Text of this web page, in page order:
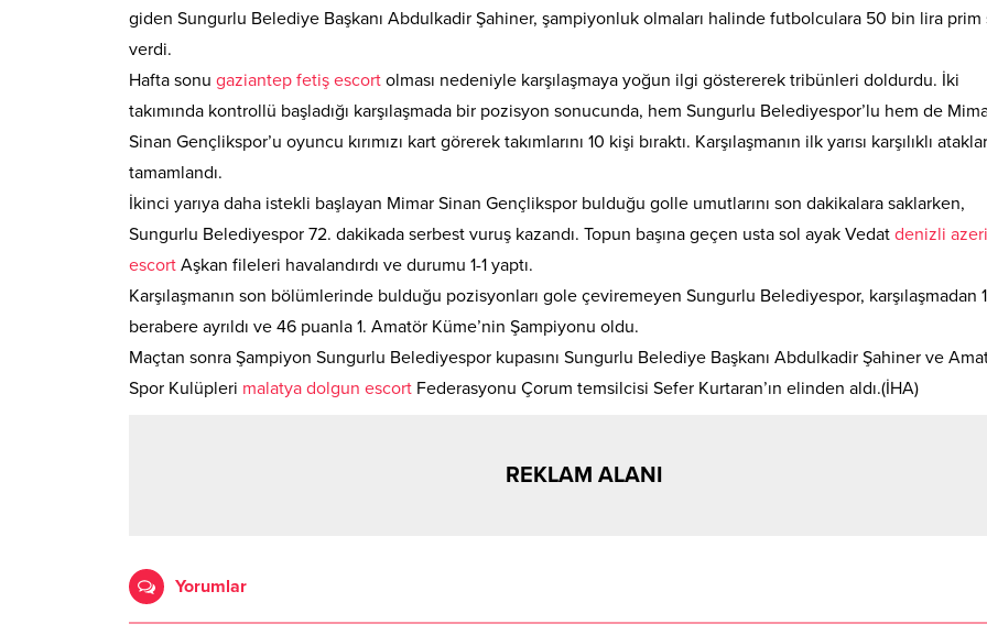
giden Sungurlu Belediye Başkanı Abdulkadir Şahiner, şampiyonluk olmaları halinde futbolculara 50 bin lira prim
verdi.
Hafta sonu gaziantep fetiş escort olması nedeniyle karşılaşmaya yoğun ilgi göstererek tribünleri doldurdu. İki
takımında kontrollü başladığı karşılaşmada bir pozisyon sonucunda, hem Sungurlu Belediyespor’lu hem de
Sinan Gençlikspor’u oyuncu kırımızı kart görerek takımlarını 10 kişi bıraktı. Karşılaşmanın ilk yarısı karşılıklı
tamamlandı.
İkinci yarıya daha istekli başlayan Mimar Sinan Gençlikspor bulduğu golle umutlarını son dakikalara saklarken,
Sungurlu Belediyespor 72. dakikada serbest vuruş kazandı. Topun başına geçen usta sol ayak Vedat denizli azeri
escort Aşkan fileleri havalandırdı ve durumu 1-1 yaptı.
Karşılaşmanın son bölümlerinde bulduğu pozisyonları gole çeviremeyen Sungurlu Belediyespor, karşılaşmadan
berabere ayrıldı ve 46 puanla 1. Amatör Küme’nin Şampiyonu oldu.
Maçtan sonra Şampiyon Sungurlu Belediyespor kupasını Sungurlu Belediye Başkanı Abdulkadir Şahiner ve
Spor Kulüpleri malatya dolgun escort Federasyonu Çorum temsilcisi Sefer Kurtaran’ın elinden aldı.(İHA)
REKLAM ALANI
Yorumlar